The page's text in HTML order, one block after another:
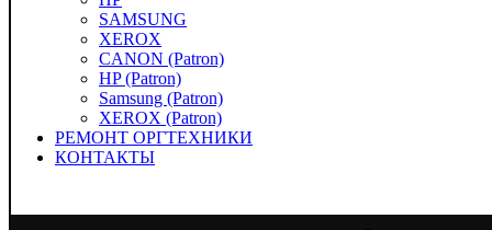
SAMSUNG
XEROX
CANON (Patron)
HP (Patron)
Samsung (Patron)
XEROX (Patron)
РЕМОНТ ОРГТЕХНИКИ
КОНТАКТЫ